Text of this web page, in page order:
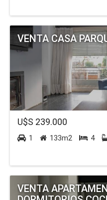
VENTA CASA
U$S 239.000
1 133m2 4
VENTA